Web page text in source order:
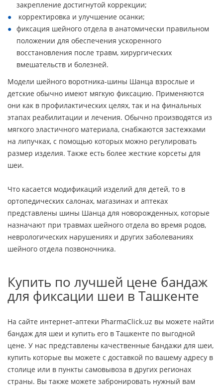
закрепление достигнутой коррекции;
корректировка и улучшение осанки;
фиксация шейного отдела в анатомически правильном
положении для обеспечения ускоренного
восстановления после травм, хирургических
вмешательств и болезней.
Модели шейного воротника-шины Шанца взрослые и
детские обычно имеют мягкую фиксацию. Применяются
они как в профилактических целях, так и на финальных
этапах реабилитации и лечения. Обычно производятся из
мягкого эластичного материала, снабжаются застежками
на липучках, с помощью которых можно регулировать
размер изделия. Также есть более жесткие корсеты для
шеи.
Что касается модификаций изделий для детей, то в
ортопедических салонах, магазинах и аптеках
представлены шины Шанца для новорожденных, которые
назначают при травмах шейного отдела во время родов,
неврологических нарушениях и других заболеваниях
шейного отдела позвоночника.
Купить по лучшей цене бандаж
для фиксации шеи в Ташкенте
На сайте интернет-аптеки PharmaClick.uz вы можете найти
бандаж для шеи и купить его в Ташкенте по выгодной
цене. У нас представлены качественные бандажи для шеи,
купить которые вы можете с доставкой по вашему адресу в
столице или в пункты самовывоза в других регионах
страны. Вы также можете забронировать нужный вам